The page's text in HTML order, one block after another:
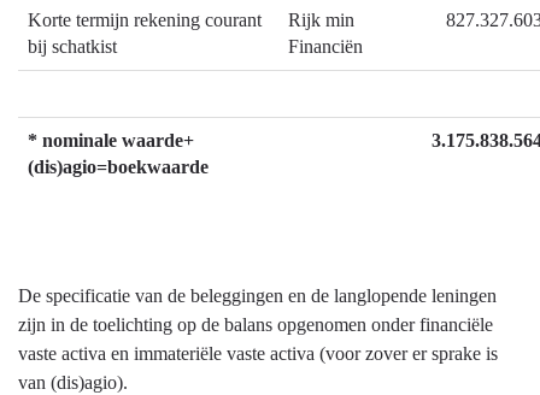
Korte termijn rekening courant
bij schatkist
Rijk min
Financiën
* nominale waarde+
(dis)agio=boekwaarde
De specificatie van de beleggingen en de langlopende leningen
zijn in de toelichting op de balans opgenomen onder financiële
vaste activa en immateriële vaste activa (voor zover er sprake is
van (dis)agio).